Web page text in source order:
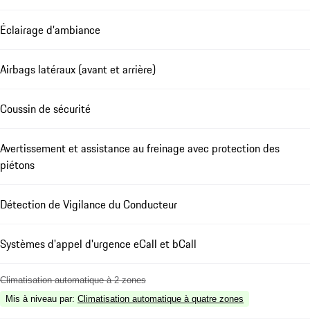
Éclairage d'ambiance
Airbags latéraux (avant et arrière)
Coussin de sécurité
Avertissement et assistance au freinage avec protection des
piétons
Détection de Vigilance du Conducteur
Systèmes d'appel d'urgence eCall et bCall
Climatisation automatique à 2 zones
Mis à niveau par: Climatisation automatique à quatre zones